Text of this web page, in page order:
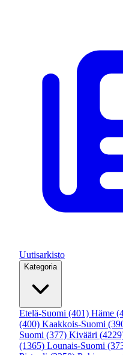
Uutisarkisto
Kategoria
Etelä-Suomi (401) Häme
(400) Kaakkois-Suomi
Suomi (377) Kivääri
(1365) Lounais-Suomi